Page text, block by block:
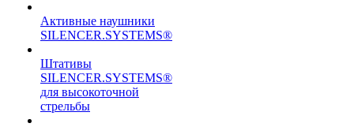
Активные наушники
SILENCER.SYSTEMS®
Штативы
SILENCER.SYSTEMS®
для высокоточной
стрельбы